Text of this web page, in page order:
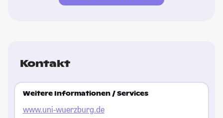
Kontakt
Weitere Informationen / Services
www.uni-wuerzburg.de